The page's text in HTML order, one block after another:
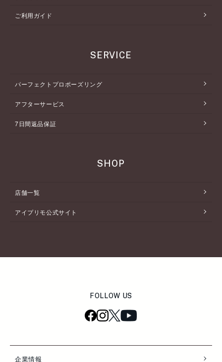
ご利用ガイド
SERVICE
パーフェクトプロポーズリング
アフターサービス
7日間返品保証
SHOP
店舗一覧
アイプリモ公式サイト
FOLLOW US
企業情報